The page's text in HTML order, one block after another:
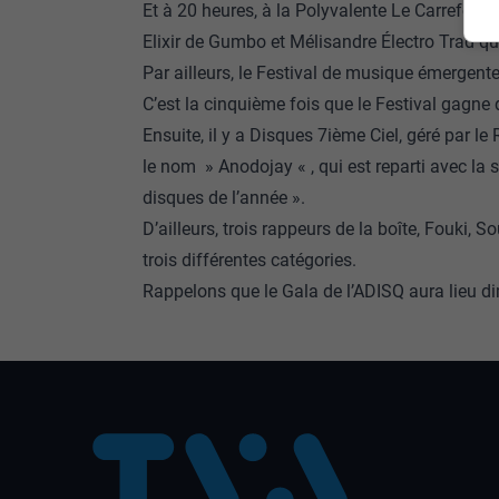
Et à 20 heures, à la Polyvalente Le Carrefour
Elixir de Gumbo et Mélisandre Électro Trad
Par ailleurs, le Festival de musique
C’est la cinquième fois que le Festival gagne
Ensuite, il y a Disques 7ième Ciel, géré par
le nom » Anodojay « , qui est reparti avec la
disques de l’année ».
D’ailleurs, trois rappeurs de la boîte, Fouki,
trois différentes catégories.
Rappelons que le Gala de l’ADISQ aura lieu